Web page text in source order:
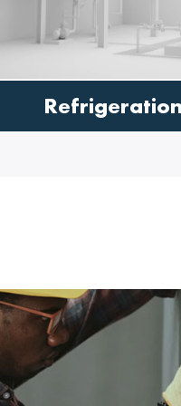
Hotels